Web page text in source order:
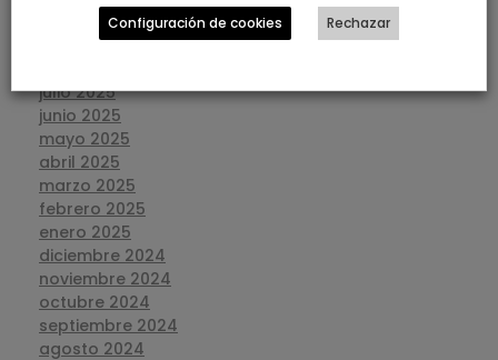
octubre 2025
septiembre 2025
julio 2025
junio 2025
mayo 2025
abril 2025
marzo 2025
febrero 2025
enero 2025
diciembre 2024
noviembre 2024
octubre 2024
septiembre 2024
agosto 2024
Configuración de cookies Rechazar